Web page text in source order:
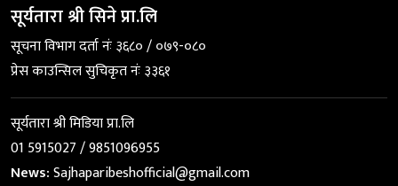
सूर्यतारा श्री सिने प्रा.लि
सूचना विभाग दर्ता नंः ३६८० / ०७९-०८०
प्रेस काउन्सिल सुचिकृत नंः ३३६१
सूर्यतारा श्री मिडिया प्रा.लि
01 5915027 / 9851096955
News:Sajhaparibeshofficial@gmail.com